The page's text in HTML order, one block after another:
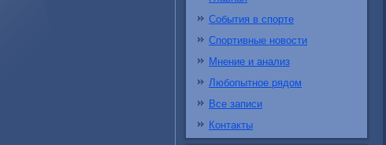
События в спорте
Спортивные новости
Мнение и анализ
Любопытное рядом
Все записи
Контакты